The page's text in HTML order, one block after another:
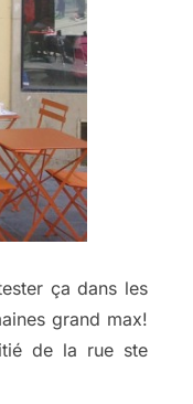
ça dans les
grand max!
de la rue ste